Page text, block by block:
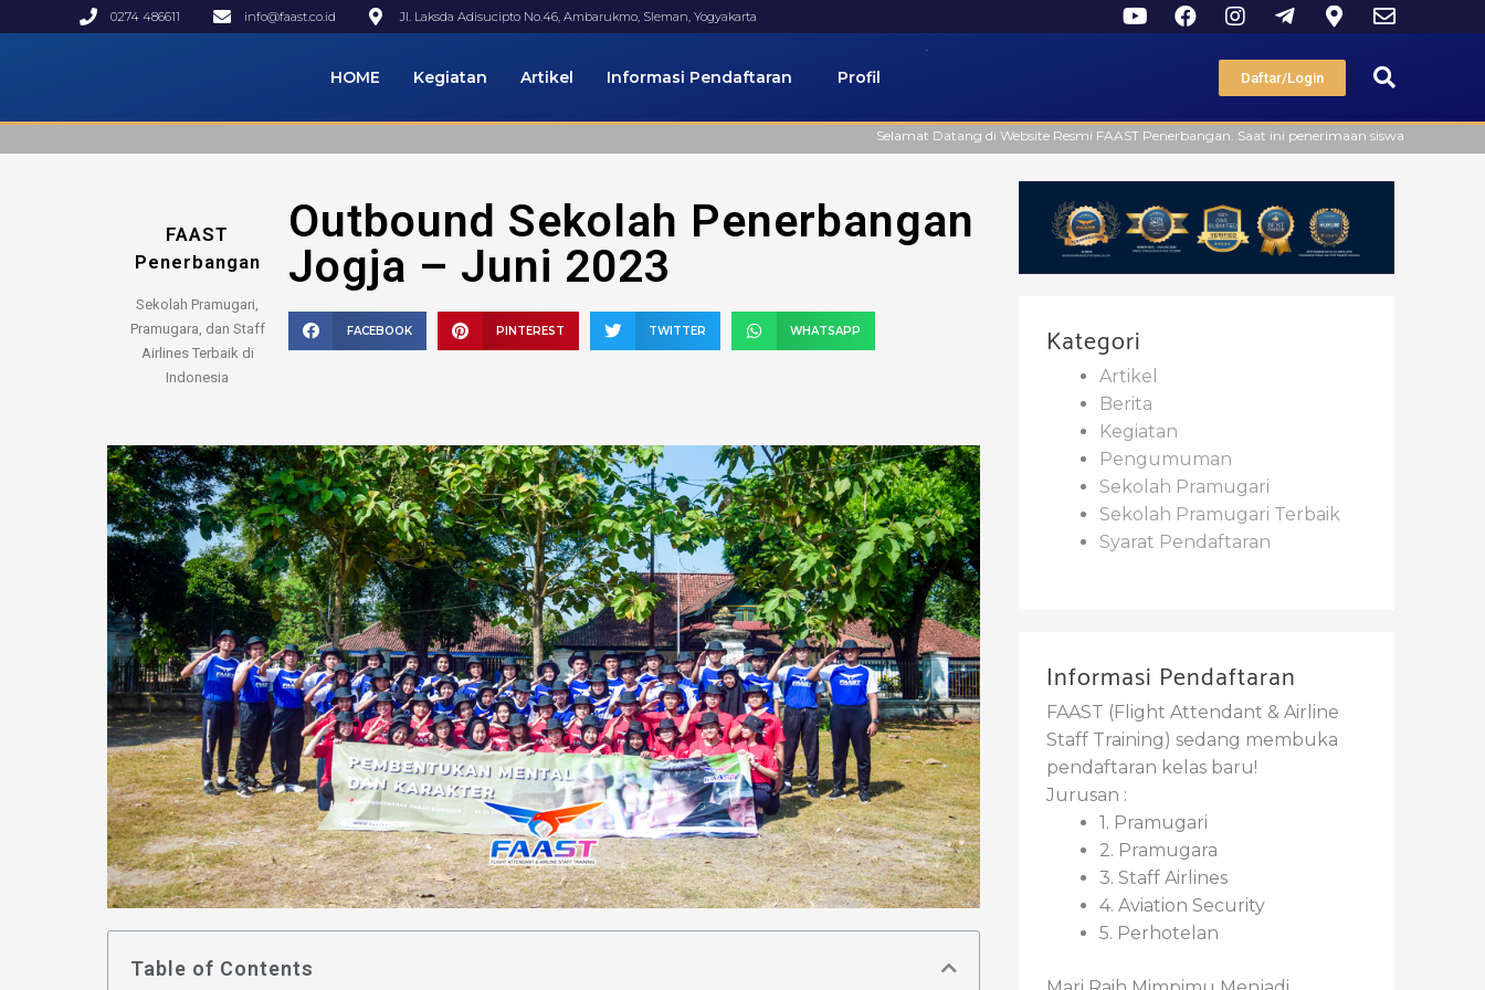
0274 486611 info@faast.co.id Jl. Laksda Adisucipto No.46, Ambarukmo, Sleman, Yogyakarta
HOME Kegiatan Artikel Informasi Pendaftaran Profil Daftar/Login
Selamat Datang di Website Resmi FAAST Penerbangan. Saat ini penerimaan siswa baru masih dibuka,
FAAST
Penerbangan
Sekolah Pramugari,
Pramugara, dan Staff
Airlines Terbaik di
Indonesia
Outbound Sekolah Penerbangan
Jogja – Juni 2023
FACEBOOK PINTEREST TWITTER WHATSAPP
Table of Contents
Kategori
Artikel
Berita
Kegiatan
Pengumuman
Sekolah Pramugari
Sekolah Pramugari Terbaik
Syarat Pendaftaran
Informasi Pendaftaran
FAAST (Flight Attendant & Airline
Staff Training) sedang membuka
pendaftaran kelas baru!
Jurusan :
1. Pramugari
2. Pramugara
3. Staff Airlines
4. Aviation Security
5. Perhotelan